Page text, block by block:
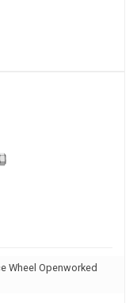
Wheel Openworked